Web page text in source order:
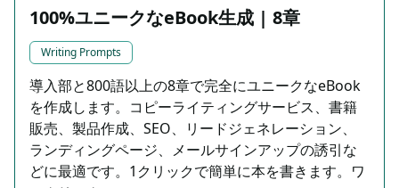
100%ユニークなeBook生成 | 8章
Writing Prompts
導入部と800語以上の8章で完全にユニークなeBook
を作成します。コピーライティングサービス、書籍
販売、製品作成、SEO、リードジェネレーション、
ランディングページ、メールサインアップの誘引な
どに最適です。1クリックで簡単に本を書きます。ワ